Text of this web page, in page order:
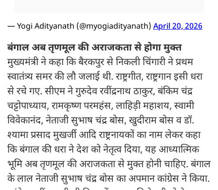
— Yogi Adityanath (@myogiadityanath) April 20, 2026
बंगाल अब तृणमूल की अराजकता से होगा मुक्त
मुख्यमंत्री ने कहा कि बैरकपुर से निकली चिंगारी ने प्रथम
स्वातंत्र्य समर की लौ जलाई थी. राष्ट्रगीत, राष्ट्रगान इसी धरा
से रचे गए. सीएम ने गुरुदेव रवींद्रनाथ ठाकुर, बंकिम चंद्र
चट्टोपाध्याय, रामकृष्ण परमहंस, लाहिड़ी महाशय, स्वामी
विवेकानंद, नेताजी सुभाष चंद्र बोस, खुदीराम बोस व डॉ.
श्यामा प्रसाद मुखर्जी आदि राष्ट्रनायकों का नाम लेकर कहा
कि बंगाल की धरा ने देश को नेतृत्व दिया, यह आध्यात्मिक
भूमि अब तृणमूल की अराजकता से मुक्त होनी चाहिए. बंगाल
के लाल नेताजी सुभाष चंद्र बोस का अपमान कांग्रेस ने किया.